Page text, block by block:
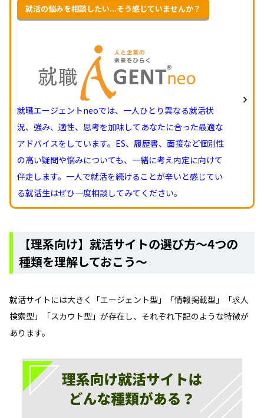
就活の悩みを相談したい...そう感じていませんか？
就職エージェントneoでは、一人ひとり異なる就活状
況、強み、適性、思考を加味してあなたに合った最適な
アドバイスをしています。ES、履歴書、面接など個別性
の高い疑問や悩みについても、一緒に考え内定に向けて
伴走します。一人で就活を続けることが辛いと感じてい
る就活生はぜひ一度相談してみてください。
【理系向け】就活サイトの選び方～4つの
種類を理解しておこう～
就活サイトには大きく「エージェント型」「情報掲載型」「求人
検索型」「スカウト型」が存在し、それぞれ下記のような特徴が
あります。